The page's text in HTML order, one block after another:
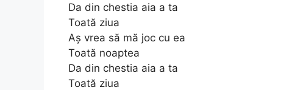
Da din chestia aia a ta
Toată ziua
Aș vrea să mă joc cu ea
Toată noaptea
Da din chestia aia a ta
Toată ziua